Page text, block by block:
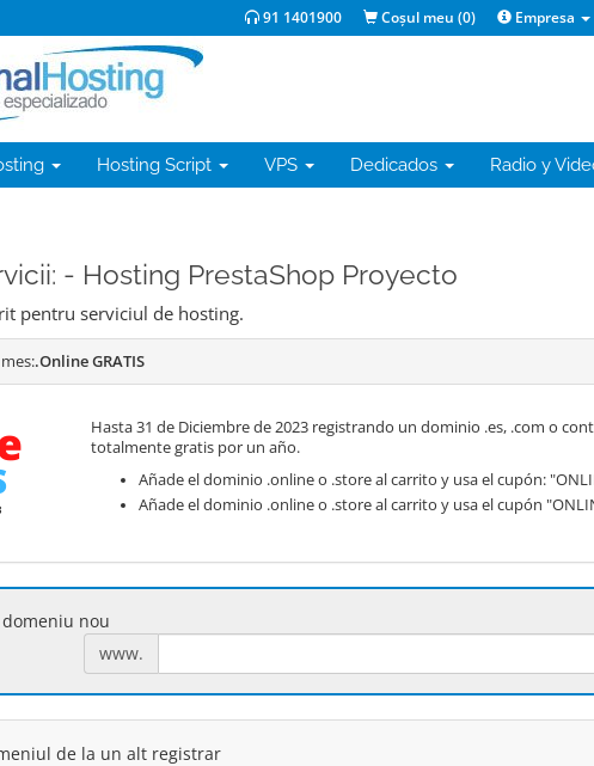
91 1401900 Coșul meu (0) Empresa
Hosting Script VPS Dedicados Radio y
- Hosting PrestaShop Proyecto
pentru serviciul de hosting.
.Online GRATIS
Hasta 31 de Diciembre de 2023 registrando un dominio .es, .com o
totalmente gratis por un año.
Añade el dominio .online o .store al carrito y usa el cupón:
Añade el dominio .online o .store al carrito y usa el cupón
nou
www.
de la un alt registrar